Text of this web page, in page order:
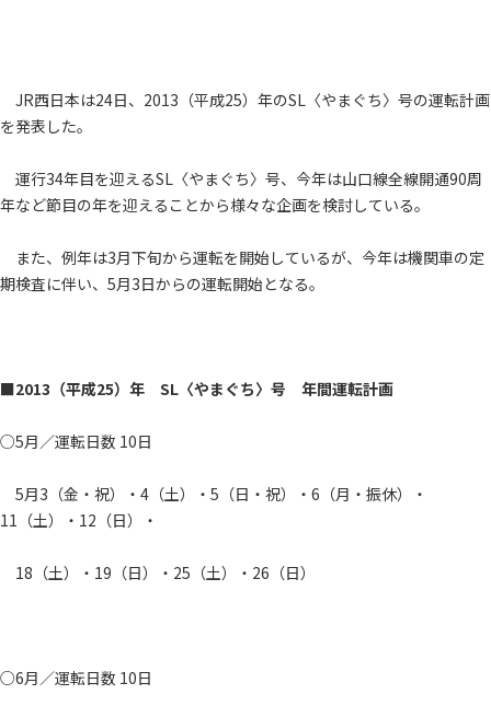
JR西日本は24日、2013（平成25）年のSL〈やまぐち〉号の運転計画
を発表した。
運行34年目を迎えるSL〈やまぐち〉号、今年は山口線全線開通90周
年など節目の年を迎えることから様々な企画を検討している。
また、例年は3月下旬から運転を開始しているが、今年は機関車の定
期検査に伴い、5月3日からの運転開始となる。
■2013（平成25）年 SL〈やまぐち〉号 年間運転計画
○5月／運転日数 10日
5月3（金・祝）・4（土）・5（日・祝）・6（月・振休）・
11（土）・12（日）・
18（土）・19（日）・25（土）・26（日）
○6月／運転日数 10日